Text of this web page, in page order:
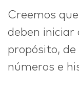
Creemos
deben iniciar
propósito, de
números e